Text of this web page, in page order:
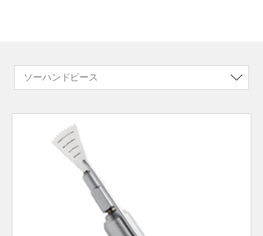
ソーハンドピース